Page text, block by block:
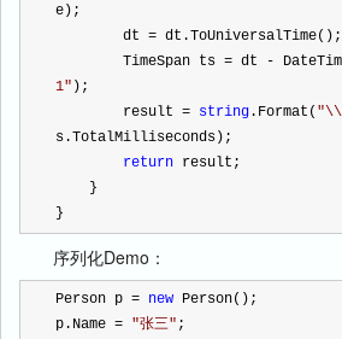
e);
        dt
= dt.ToUniversalTime();
        TimeSpan ts
= dt -
1" );
        result
= string.Format( "
s.TotalMilliseconds);
return result;
    }
}
序列化Demo：
Person p = new Person();
p.Name = "张三" ;